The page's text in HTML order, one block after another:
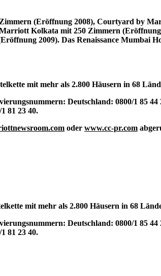
(Eröffnung 2008), Courtyard by
Kolkata mit 250 Zimmern
2009). Das Renaissance Mumbai
mit mehr als 2.800 Häusern in 68
Deutschland: 0800/1 85 44
81 23 40.
oder www.cc-pr.com
mit mehr als 2.800 Häusern in 68
Deutschland: 0800/1 85 44
81 23 40.